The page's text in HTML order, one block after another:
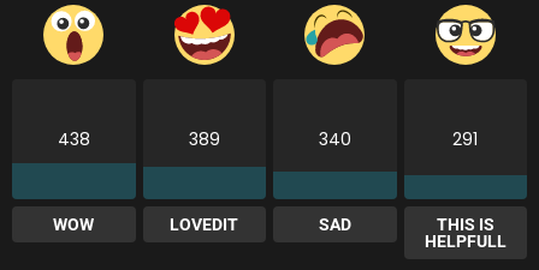
438
WOW
389
LOVEDIT
340
SAD
291
THIS IS
HELPFULL